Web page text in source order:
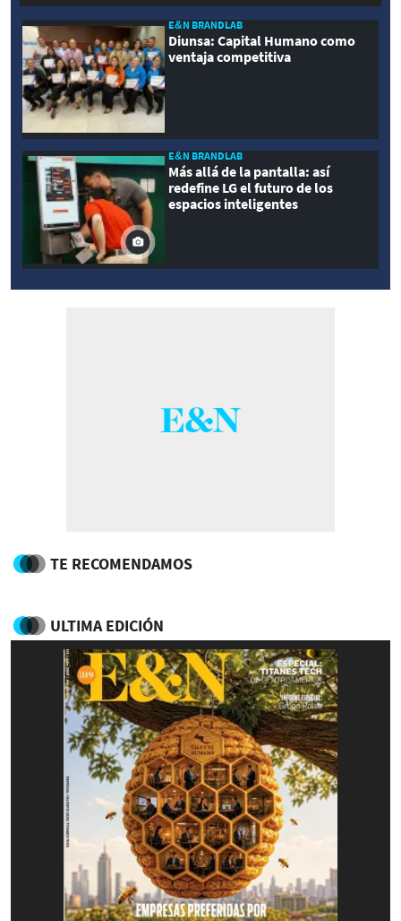
E&N BRANDLAB
Diunsa: Capital Humano como
ventaja competitiva
E&N BRANDLAB
Más allá de la pantalla: así
redefine LG el futuro de los
espacios inteligentes
TE RECOMENDAMOS
ULTIMA EDICIÓN